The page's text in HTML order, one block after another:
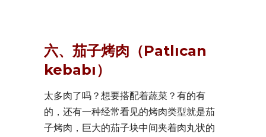
六、茄子烤肉（Patlıcan
kebabı）
太多肉了吗？想要搭配着蔬菜？有的有
的，还有一种经常看见的烤肉类型就是茄
子烤肉，巨大的茄子块中间夹着肉丸状的